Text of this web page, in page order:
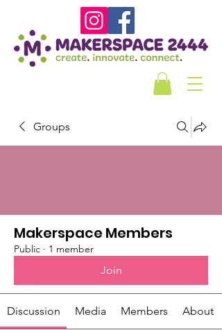
Groups
Makerspace Members
Public · 1 member
Join
Discussion Media Members About